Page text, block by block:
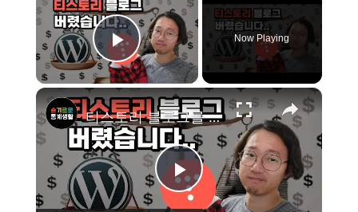
Play Video
Now Playing
×
P
티스토리 블로그를 그만 둬야하는 이유 (Feat. 슬통 홈페이지 새로 만들었습니다.)